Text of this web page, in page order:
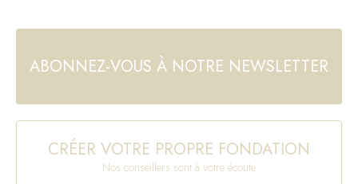
ABONNEZ-VOUS À NOTRE NEWSLETTER
CRÉER VOTRE PROPRE FONDATION
Nos conseillers sont à votre écoute